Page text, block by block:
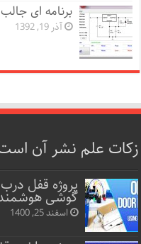
برنامه ای
آذر 19, 1392
زکات علم نشر آن
گوشی
اسفند 25, 1400